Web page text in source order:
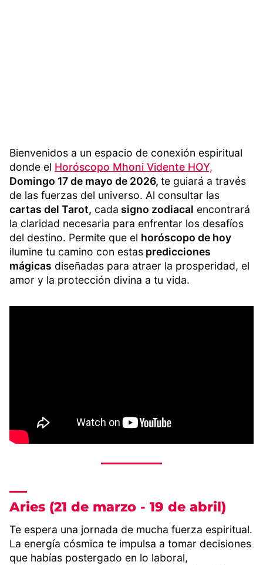
Bienvenidos a un espacio de conexión espiritual
donde el Horóscopo Mhoni Vidente HOY,
Domingo 17 de mayo de 2026, te guiará a través
de las fuerzas del universo. Al consultar las
cartas del Tarot, cada signo zodiacal encontrará
la claridad necesaria para enfrentar los desafíos
del destino. Permite que el horóscopo de hoy
ilumine tu camino con estas predicciones
mágicas diseñadas para atraer la prosperidad, el
amor y la protección divina a tu vida.
Aries (21 de marzo - 19 de abril)
Te espera una jornada de mucha fuerza espiritual.
La energía cósmica te impulsa a tomar decisiones
que habías postergado en lo laboral,